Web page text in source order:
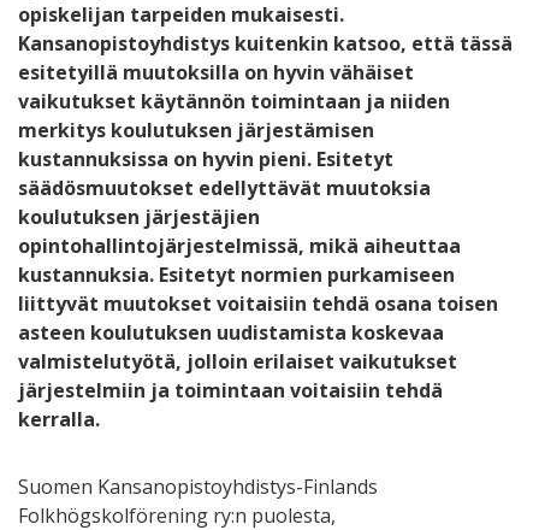
opiskelijan tarpeiden mukaisesti.
Kansanopistoyhdistys kuitenkin katsoo, että tässä
esitetyillä muutoksilla on hyvin vähäiset
vaikutukset käytännön toimintaan ja niiden
merkitys koulutuksen järjestämisen
kustannuksissa on hyvin pieni. Esitetyt
säädösmuutokset edellyttävät muutoksia
koulutuksen järjestäjien
opintohallintojärjestelmissä, mikä aiheuttaa
kustannuksia. Esitetyt normien purkamiseen
liittyvät muutokset voitaisiin tehdä osana toisen
asteen koulutuksen uudistamista koskevaa
valmistelutyötä, jolloin erilaiset vaikutukset
järjestelmiin ja toimintaan voitaisiin tehdä
kerralla.
Suomen Kansanopistoyhdistys-Finlands
Folkhögskolförening ry:n puolesta,